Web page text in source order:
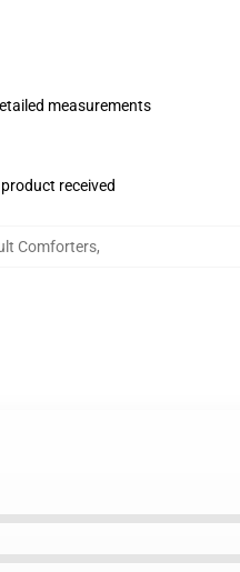
measurements
received
Comforters,